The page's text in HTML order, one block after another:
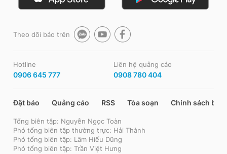
Theo dõi báo trên
Hotline
0906 645 777
Liên hệ quảng cáo
0908 780 404
Đặt báo Quảng cáo RSS Tòa soạn Chính sách bảo
Tổng biên tập: Nguyễn Ngọc Toàn
Phó tổng biên tập thường trực: Hải Thành
Phó tổng biên tập: Lâm Hiếu Dũng
Phó tổng biên tập: Trần Việt Hưng